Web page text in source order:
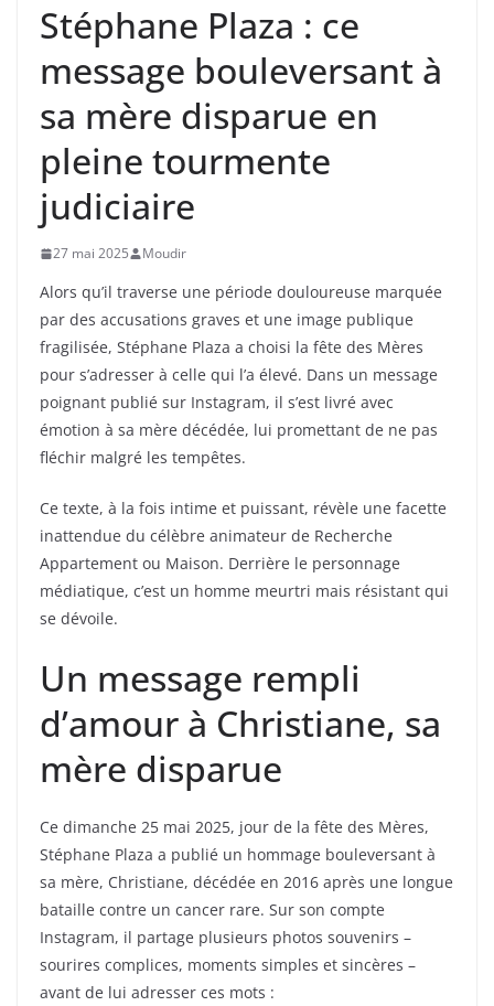
Stéphane Plaza : ce
message bouleversant à
sa mère disparue en
pleine tourmente
judiciaire
27 mai 2025 Moudir
Alors qu’il traverse une période douloureuse marquée
par des accusations graves et une image publique
fragilisée, Stéphane Plaza a choisi la fête des Mères
pour s’adresser à celle qui l’a élevé. Dans un message
poignant publié sur Instagram, il s’est livré avec
émotion à sa mère décédée, lui promettant de ne pas
fléchir malgré les tempêtes.
Ce texte, à la fois intime et puissant, révèle une facette
inattendue du célèbre animateur de Recherche
Appartement ou Maison. Derrière le personnage
médiatique, c’est un homme meurtri mais résistant qui
se dévoile.
Un message rempli
d’amour à Christiane, sa
mère disparue
Ce dimanche 25 mai 2025, jour de la fête des Mères,
Stéphane Plaza a publié un hommage bouleversant à
sa mère, Christiane, décédée en 2016 après une longue
bataille contre un cancer rare. Sur son compte
Instagram, il partage plusieurs photos souvenirs –
sourires complices, moments simples et sincères –
avant de lui adresser ces mots :